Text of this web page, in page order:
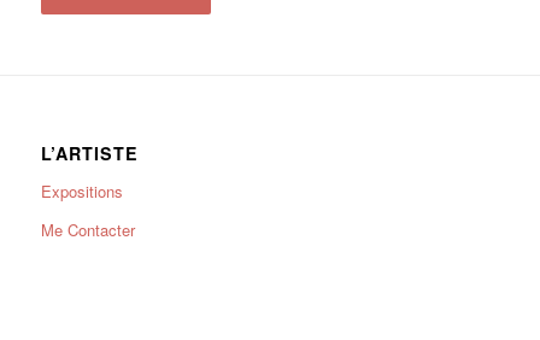
L’ARTISTE
Expositions
Me Contacter